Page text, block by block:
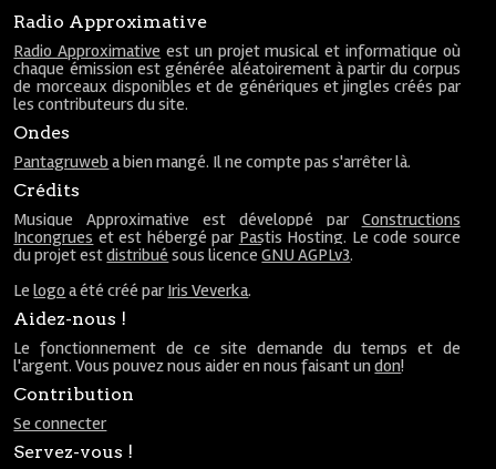
Radio Approximative
Radio Approximative est un projet musical et informatique où
chaque émission est générée aléatoirement à partir du corpus
de morceaux disponibles et de génériques et jingles créés par
les contributeurs du site.
Ondes
Pantagruweb a bien mangé. Il ne compte pas s'arrêter là.
Crédits
Musique Approximative est développé par Constructions
Incongrues et est hébergé par Pastis Hosting. Le code source
du projet estdistribué sous licenceGNU AGPLv3.
Lelogo a été créé par Iris Veverka.
Aidez-nous !
Le fonctionnement de ce site demande du temps et de
l'argent. Vous pouvez nous aider en nous faisant undon!
Contribution
Se connecter
Servez-vous !